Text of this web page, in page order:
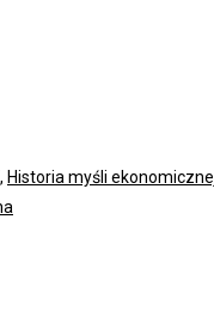
, Historia myśli